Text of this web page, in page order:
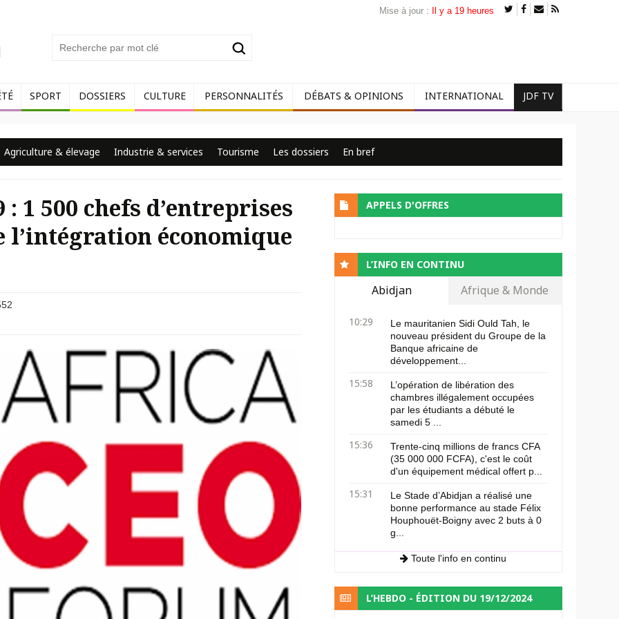
Mise à jour : Il y a 19 heures
SPORT DOSSIERS CULTURE PERSONNALITÉS DÉBATS & OPINIONS INTERNATIONAL JDF TV
Agriculture & élevage Industrie & services Tourisme Les dossiers En bref
1 500 chefs d’entreprises
économique
APPELS D'OFFRES
L’INFO EN CONTINU
Abidjan Afrique & Monde
10:29
Le mauritanien Sidi Ould Tah, le
nouveau président du Groupe de la
Banque africaine de
développement...
15:58
L’opération de libération des
chambres illégalement occupées
par les étudiants a débuté le
samedi 5 ...
15:36
Trente-cinq millions de francs CFA
(35 000 000 FCFA), c'est le coût
d'un équipement médical offert p...
15:31
Le Stade d’Abidjan a réalisé une
bonne performance au stade Félix
Houphouët-Boigny avec 2 buts à 0
g...
Toute l'info en continu
L’HEBDO - ÉDITION DU 19/12/2024